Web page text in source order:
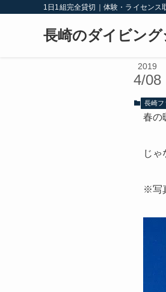
1日1組完全貸切｜体験・ライセンス
長崎のダイビン
2019
4/08
長崎フ
春の
じゃ
※写